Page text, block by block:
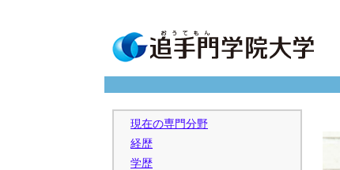
現在の専門分野
経歴
学歴